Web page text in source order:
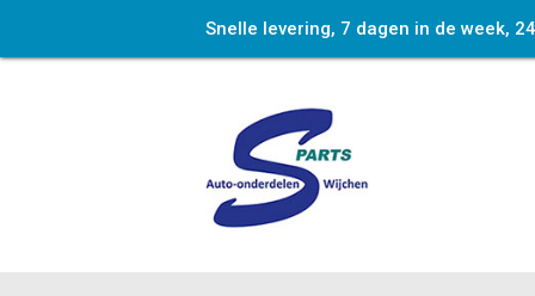
Snelle levering, 7 dagen in de week,